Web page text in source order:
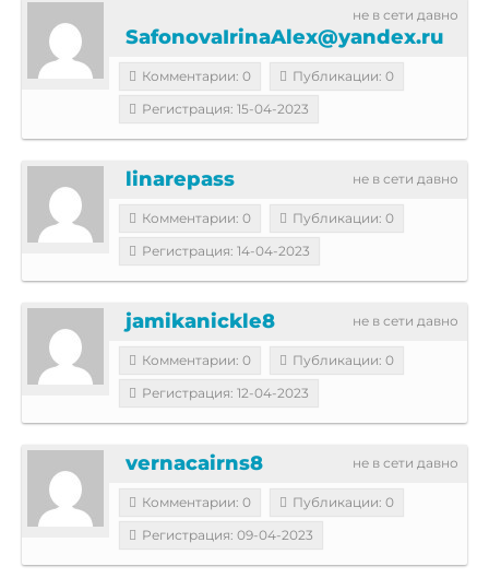
не в сети давно
SafonovaIrinaAlex@yandex.ru
Комментарии: 0
Публикации: 0
Регистрация: 15-04-2023
не в сети давно
linarepass
Комментарии: 0
Публикации: 0
Регистрация: 14-04-2023
не в сети давно
jamikanickle8
Комментарии: 0
Публикации: 0
Регистрация: 12-04-2023
не в сети давно
vernacairns8
Комментарии: 0
Публикации: 0
Регистрация: 09-04-2023